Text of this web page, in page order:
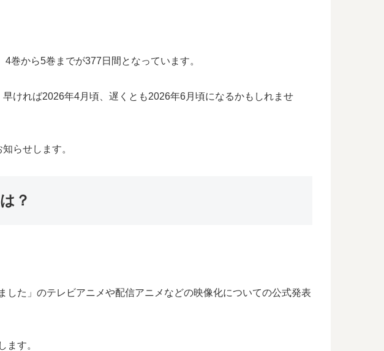
巻から5巻までが377日間となっています。
ければ2026年4月頃、遅くとも2026年6月頃になるかもしれませ
らせします。
？
た」のテレビアニメや配信アニメなどの映像化についての公式発表
ます。